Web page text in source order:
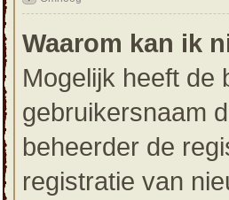
Waarom kan ik
Mogelijk heeft de
gebruikersnaam
beheerder de
registratie van